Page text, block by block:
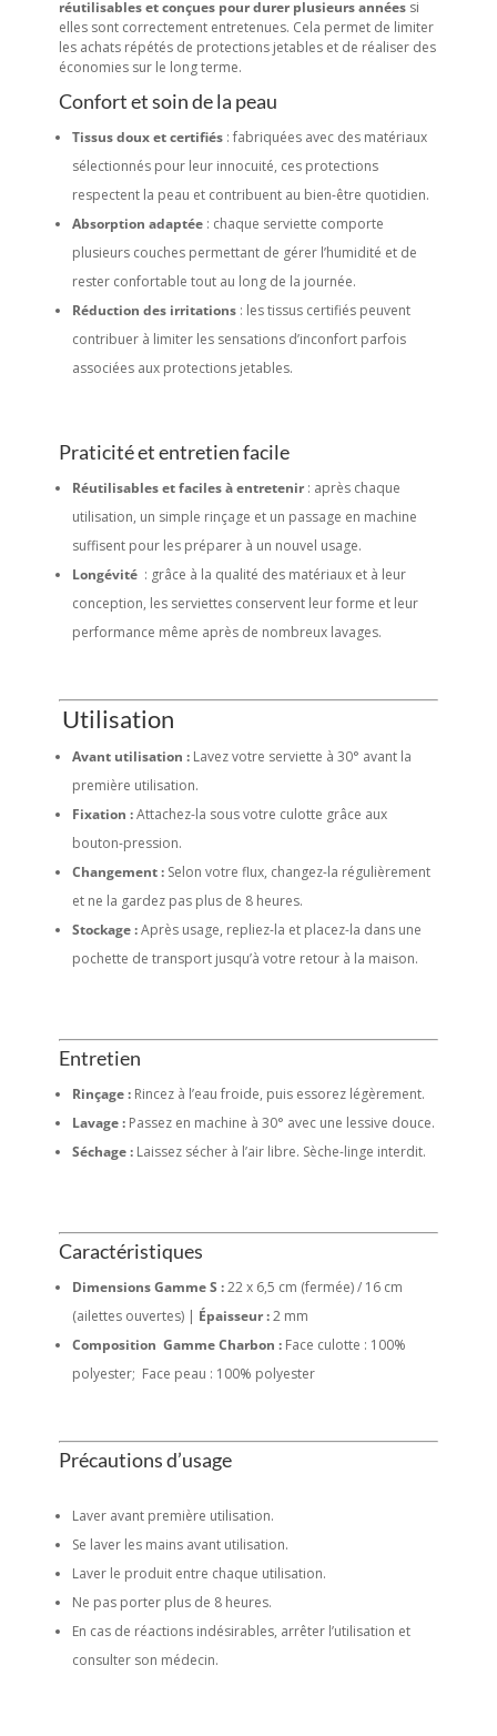
réutilisables et conçues pour durer plusieurs annéessi
elles sont correctement entretenues. Cela permet de limiter
les achats répétés de protections jetables et de réaliser des
économies sur le long terme.
Confort et soin de la peau
Tissus doux et certifiés: fabriquées avec des matériaux
sélectionnés pour leur innocuité, ces protections
respectent la peau et contribuent au bien-être quotidien.
Absorption adaptée: chaque serviette comporte
plusieurs couches permettant de gérer l’humidité et de
rester confortable tout au long de la journée.
Réduction des irritations: les tissus certifiés peuvent
contribuer à limiter les sensations d’inconfort parfois
associées aux protections jetables.
Praticité et entretien facile
Réutilisables et faciles à entretenir: après chaque
utilisation, un simple rinçage et un passage en machine
suffisent pour les préparer à un nouvel usage.
Longévité : grâce à la qualité des matériaux et à leur
conception, les serviettes conservent leur forme et leur
performance même après de nombreux lavages.
Utilisation
Avant utilisation :Lavez votre serviette à 30° avant la
première utilisation.
Fixation :Attachez-la sous votre culotte grâce aux
bouton-pression.
Changement :Selon votre flux, changez-la régulièrement
et ne la gardez pas plus de 8 heures.
Stockage :Après usage, repliez-la et placez-la dans une
pochette de transport jusqu’à votre retour à la maison.
Entretien
Rinçage :Rincez à l’eau froide, puis essorez légèrement.
Lavage :Passez en machine à 30° avec une lessive douce.
Séchage :Laissez sécher à l’air libre. Sèche-linge interdit.
Caractéristiques
Dimensions Gamme S :22 x 6,5 cm (fermée) / 16 cm
(ailettes ouvertes) | Épaisseur :2 mm
Composition Gamme Charbon : Face culotte : 100%
polyester; Face peau : 100% polyester
Précautions d’usage
Laver avant première utilisation.
Se laver les mains avant utilisation.
Laver le produit entre chaque utilisation.
Ne pas porter plus de 8 heures.
En cas de réactions indésirables, arrêter l’utilisation et
consulter son médecin.